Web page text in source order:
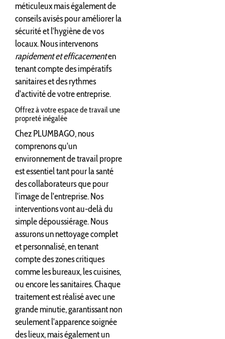
méticuleux mais également de
conseils avisés pour améliorer la
sécurité et l'hygiène de vos
locaux. Nous intervenons
rapidement et efficacementen
tenant compte des impératifs
sanitaires et des rythmes
d'activité de votre entreprise.
Offrez à votre espace de travail une
propreté inégalée
Chez PLUMBAGO, nous
comprenons qu'un
environnement de travail propre
est essentiel tant pour la santé
des collaborateurs que pour
l'image de l'entreprise. Nos
interventions vont au-delà du
simple dépoussiérage. Nous
assurons un nettoyage complet
et personnalisé, en tenant
compte des zones critiques
comme les bureaux, les cuisines,
ou encore les sanitaires. Chaque
traitement est réalisé avec une
grande minutie, garantissant non
seulement l'apparence soignée
des lieux, mais également un